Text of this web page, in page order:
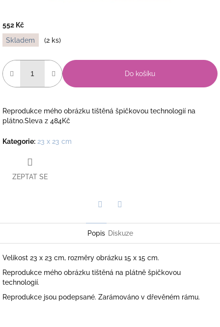
552 Kč
Měrná
cena:
Skladem (2 ks)
Do košíku
Reprodukce mého obrázku tištěná špičkovou technologií na
plátno.Sleva z 484Kč
Kategorie: 23 x 23 cm
ZEPTAT SE
Popis Diskuze
Velikost 23 x 23 cm, rozměry obrázku 15 x 15 cm.
Reprodukce mého obrázku tištěná na plátně špičkovou
technologií.
Reprodukce jsou podepsané. Zarámováno v dřevěném rámu.